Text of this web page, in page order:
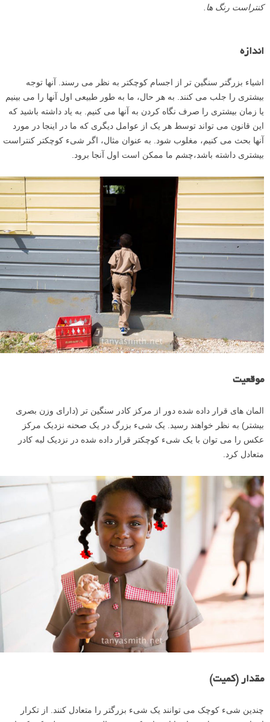
تاریک ترین قسمت های عکس است. برای مثال در
می تواند به کنتراست کلی تصویر یا به صورت موضعی بین قسمت های
contrast) که به اختلاف یا تضاد بین رنگ های موجود تصویر اشاره دارد
(متضاد ترین رنگ ها آن هایی هستند که درچرخه رنگ ها دقیقاً در مقابل
یکدیگر واقع شده اند، مثل سبز و نارنجی یا زرد و بنفش). به خاطر داشته
باشید که رنگ های سرد و گرم تقریبا همیشه با هم تضاد یا کنتراست دارند.
همچنین رنگ های روشن در مقابل رنگ های تیره.
کنتراست رنگ ها.
اشیاء بزرگتر سنگین تر از اجسام کوچکتر به نظر می رسند. آنها توجه
بیشتری را جلب می کنند. به هر حال، ما به طور طبیعی اول آنها را می بینیم
یا زمان بیشتری را صرف نگاه کردن به آنها می کنیم. به یاد داشته باشید که
آنها بحث می کنیم، مغلوب شود. به عنوان مثال، اگر شیء کوچکتر کنتراست
بیشتری داشته باشد،چشم ما ممکن است اول آنجا برود.